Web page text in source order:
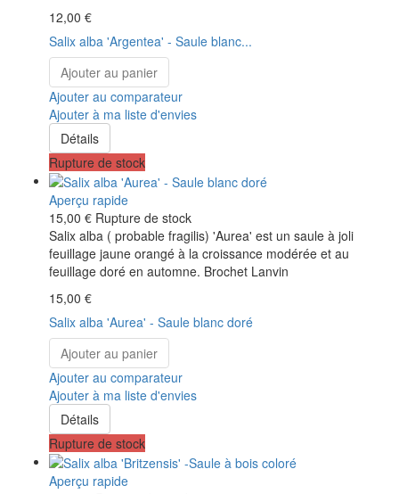
12,00 €
Salix alba 'Argentea' - Saule blanc...
Ajouter au panier
Ajouter au comparateur
Ajouter à ma liste d'envies
Détails
Rupture de stock
Aperçu rapide
15,00 € Rupture de stock
Salix alba ( probable fragilis) 'Aurea' est un saule à joli
feuillage jaune orangé à la croissance modérée et au
feuillage doré en automne. Brochet Lanvin
15,00 €
Salix alba 'Aurea' - Saule blanc doré
Ajouter au panier
Ajouter au comparateur
Ajouter à ma liste d'envies
Détails
Rupture de stock
Aperçu rapide